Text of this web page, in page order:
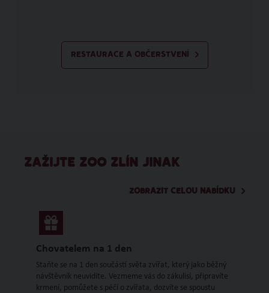
RESTAURACE A OBČERSTVENÍ
ZAŽIJTE ZOO ZLÍN JINAK
ZOBRAZIT CELOU NABÍDKU
Chovatelem na 1 den
Staňte se na 1 den součástí světa zvířat, který jako běžný
návštěvník neuvidíte. Vezmeme vás do zákulisí, připravíte
krmení, pomůžete s péčí o zvířata, dozvíte se spoustu